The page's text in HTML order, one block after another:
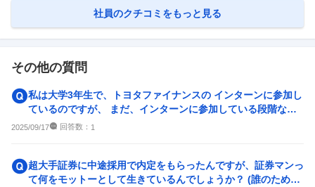
社員のクチコミをもっと見る
その他の質問
私は大学3年生で、トヨタファイナンスの インターンに参加し
ているのですが、 まだ、インターンに参加している段階なの
に 27卒の新卒採用...
2025/09/17 回答数： 1
超大手証券に中途採用で内定をもらったんですが、証券マンっ
て何をモットーとして生きているんでしょうか？ (誰のために